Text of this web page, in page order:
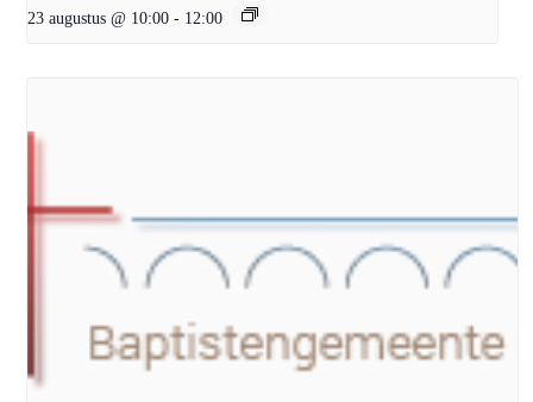
23 augustus @ 10:00 - 12:00